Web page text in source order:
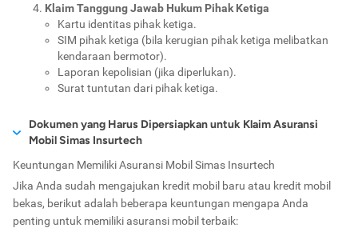
Tidak lepas dari inovasi dan peningkatan pelayanan yang
dilakukan, Simas Insurtech juga terus memberikan dukungan
reasuransi sebagai bentuk komitmen dari perusahaan agar
nasabah terus mendapatkan layanan premium setiap saat.
Klaim Tanggung Jawab Hukum Pihak Ketiga
Kartu identitas pihak ketiga.
SIM pihak ketiga (bila kerugian pihak ketiga melibatkan
kendaraan bermotor).
Laporan kepolisian (jika diperlukan).
Surat tuntutan dari pihak ketiga.
Dokumen yang Harus Dipersiapkan untuk Klaim Asuransi
Mobil Simas Insurtech
Walaupun tergolong sebagai asuransi mobil murah,
pertanggungan ini tidak menjamin kerugian, kerusakan, biaya
atas kendaraan bermotor dan atau tanggung jawab hukum
terhadap pihak ketiga, yang disebabkan oleh:
Keuntungan Memiliki Asuransi Mobil Simas Insurtech
Jika Anda sudah mengajukan kredit mobil baru atau kredit mobil
bekas, berikut adalah beberapa keuntungan mengapa Anda
penting untuk memiliki asuransi mobil terbaik: